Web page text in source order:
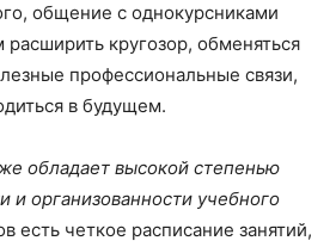
общение с однокурсниками
расширить кругозор, обменяться
профессиональные связи,
в будущем.
обладает высокой степенью
и организованности учебного
есть четкое расписание занятий,